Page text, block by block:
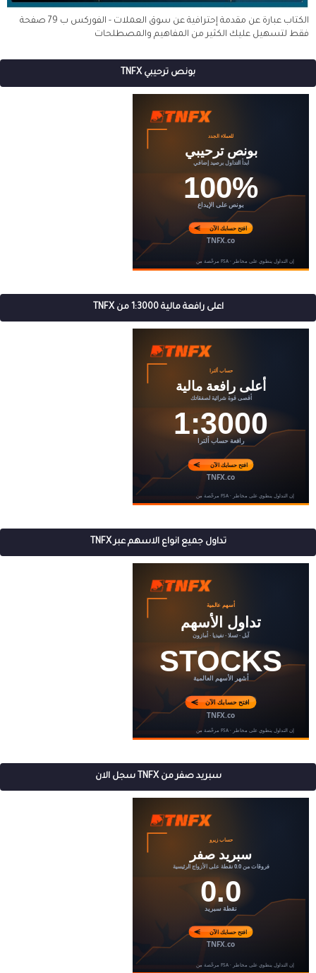
الكتاب عبارة عن مقدمة إحترافية عن سوق العملات - الفوركس ب 79 صفحة
فقط لتسهيل عليك الكثير من المفاهيم والمصطلحات
بونص ترحيبي TNFX
اعلى رافعة مالية 1:3000 من TNFX
تداول جميع انواع الاسهم عبر TNFX
سبريد صفر من TNFX سجل الان